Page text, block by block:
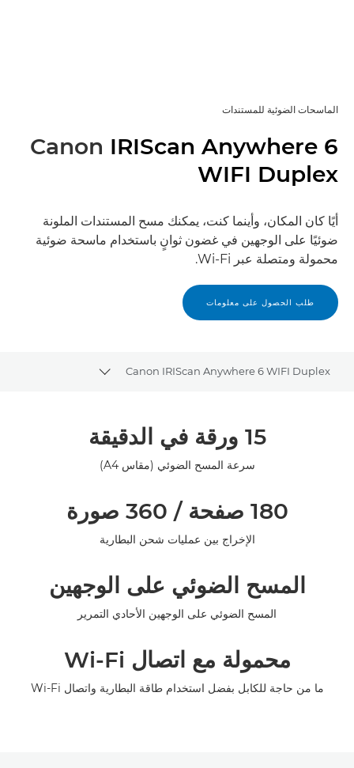
الماسحات الضوئية للمستندات
Canon IRIScan Anywhere 6
WIFI Duplex
أيًا كان المكان، وأينما كنت، يمكنك مسح المستندات الملونة
ضوئيًا على الوجهين في غضون ثوانٍ باستخدام ماسحة ضوئية
محمولة ومتصلة عبر Wi-Fi.
طلب الحصول على معلومات
Canon IRIScan Anywhere 6 WIFI Duplex
breadcrumbs
15 ورقة في الدقيقة
سرعة المسح الضوئي (مقاس A4)
180 صفحة / 360 صورة
الإخراج بين عمليات شحن البطارية
المسح الضوئي على الوجهين
المسح الضوئي على الوجهين الأحادي التمرير
محمولة مع اتصال Wi-Fi
ما من حاجة للكابل بفضل استخدام طاقة البطارية واتصال Wi-Fi